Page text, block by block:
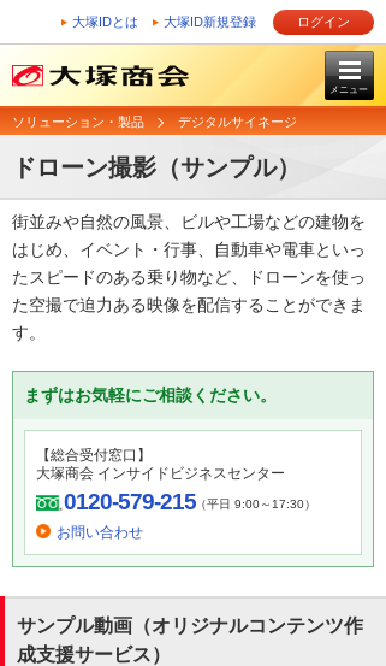
大塚IDとは 大塚ID新規登録 ログイン
メニュー
ソリューション・製品 デジタルサイネージ
ドローン撮影（サンプル）
街並みや自然の風景、ビルや工場などの建物を
はじめ、イベント・行事、自動車や電車といっ
たスピードのある乗り物など、ドローンを使っ
た空撮で迫力ある映像を配信することができま
す。
まずはお気軽にご相談ください。
【総合受付窓口】
大塚商会 インサイドビジネスセンター
0120-579-215（平日 9:00～17:30）
お問い合わせ
サンプル動画（オリジナルコンテンツ作
成支援サービス）